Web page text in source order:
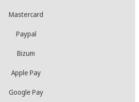
Mastercard
Paypal
Bizum
Apple Pay
Google Pay